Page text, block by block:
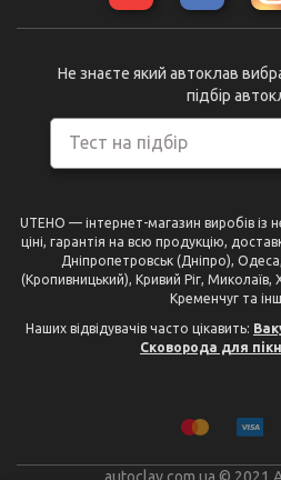
Тест на підбір
Не знаєте який автоклав
підбір
UTEHO — інтернет-магазин виробів із
ціні, гарантія на всю продукцію,
Дніпропетровськ (Дніпро),
(Кропивницький), Кривий Ріг, Миколаїв,
Кременчуг та
Наших відвідувачів часто цікавить:
Сковорода для
autoclav.com.ua © 2021